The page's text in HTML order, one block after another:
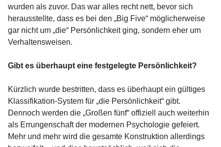
wurden als zuvor. Das war alles recht nett, bevor sich
herausstellte, dass es bei den „Big Five“ möglicherweise
gar nicht um „die“ Persönlichkeit ging, sondern eher um
Verhaltensweisen.
Gibt es überhaupt eine festgelegte Persönlichkeit?
Kürzlich wurde bestritten, dass es überhaupt ein gültiges
Klassifikation-System für „die Persönlichkeit“ gibt.
Dennoch werden die „Großen fünf“ offiziell auch weiterhin
als Errungenschaft der modernen Psychologie gefeiert.
Mehr und mehr wird die gesamte Konstruktion allerdings